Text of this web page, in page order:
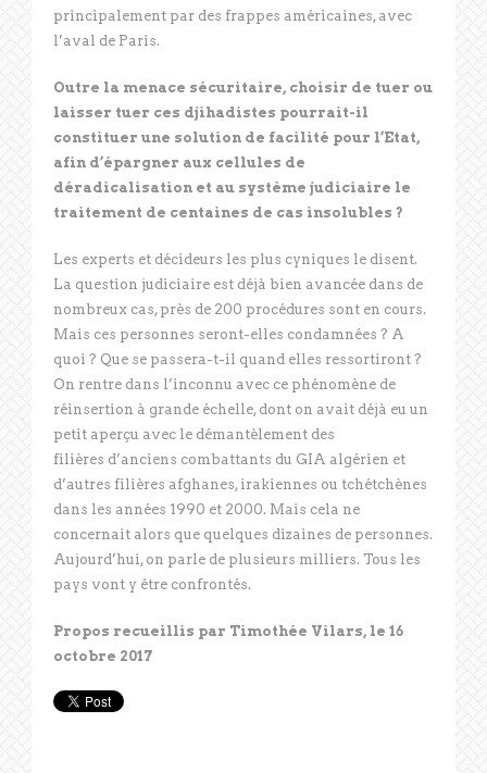
principalement par des frappes américaines, avec
l’aval de Paris.
Outre la menace sécuritaire, choisir de tuer ou
laisser tuer ces djihadistes pourrait-il
constituer une solution de facilité pour l’Etat,
afin d’épargner aux cellules de
déradicalisation et au système judiciaire le
traitement de centaines de cas insolubles ?
Les experts et décideurs les plus cyniques le disent.
La question judiciaire est déjà bien avancée dans de
nombreux cas, près de 200 procédures sont en cours.
Mais ces personnes seront-elles condamnées ? A
quoi ? Que se passera-t-il quand elles ressortiront ?
On rentre dans l’inconnu avec ce phénomène de
réinsertion à grande échelle, dont on avait déjà eu un
petit aperçu avec le démantèlement des
filières d’anciens combattants du GIA algérien et
d’autres filières afghanes, irakiennes ou tchétchènes
dans les années 1990 et 2000. Mais cela ne
concernait alors que quelques dizaines de personnes.
Aujourd’hui, on parle de plusieurs milliers. Tous les
pays vont y être confrontés.
Propos recueillis par Timothée Vilars, le 16
octobre 2017